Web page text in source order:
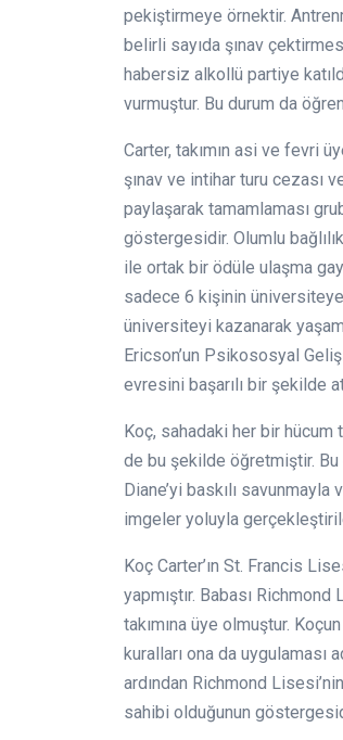
pekiştirmeye örnektir.
belirli sayıda şınav
habersiz alkollü partiye
vurmuştur. Bu durum da
Carter, takımın asi ve fevri
şınav ve intihar turu cezası
paylaşarak tamamlaması
göstergesidir. Olumlu
ile ortak bir ödüle ulaşma
sadece 6 kişinin
üniversiteyi kazanarak
Ericson’un Psikososyal
evresini başarılı bir şekilde
Koç, sahadaki her bir
de bu şekilde öğretmiştir.
Diane’yi baskılı
imgeler yoluyla
Koç Carter’ın St. Francis
yapmıştır. Babası
takımına üye olmuştur.
kuralları ona da uygulaması
ardından Richmond
sahibi olduğunun